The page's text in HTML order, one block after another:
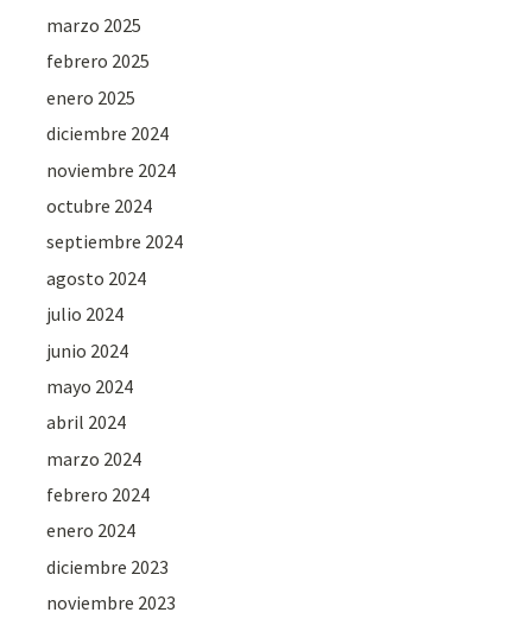
marzo 2025
febrero 2025
enero 2025
diciembre 2024
noviembre 2024
octubre 2024
septiembre 2024
agosto 2024
julio 2024
junio 2024
mayo 2024
abril 2024
marzo 2024
febrero 2024
enero 2024
diciembre 2023
noviembre 2023